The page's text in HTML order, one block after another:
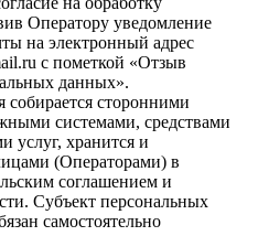
Оператору уведомление
на электронный адрес
с пометкой «Отзыв
данных».
собирается сторонними
системами, средствами
услуг, хранится и
(Операторами) в
соглашением и
Субъект персональных
самостоятельно